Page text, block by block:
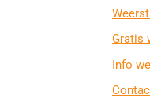
Gratis
Info